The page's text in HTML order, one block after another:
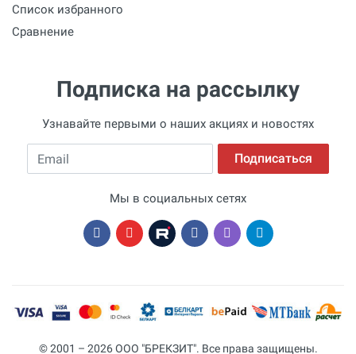
Обороты мотора (свободные)
775 об/мин
Список избранного
Сравнение
Подписка на рассылку
Узнавайте первыми о наших акциях и новостях
Email Подписаться
Мы в социальных сетях
© 2001 – 2026 ООО "БРЕКЗИТ". Все права защищены.